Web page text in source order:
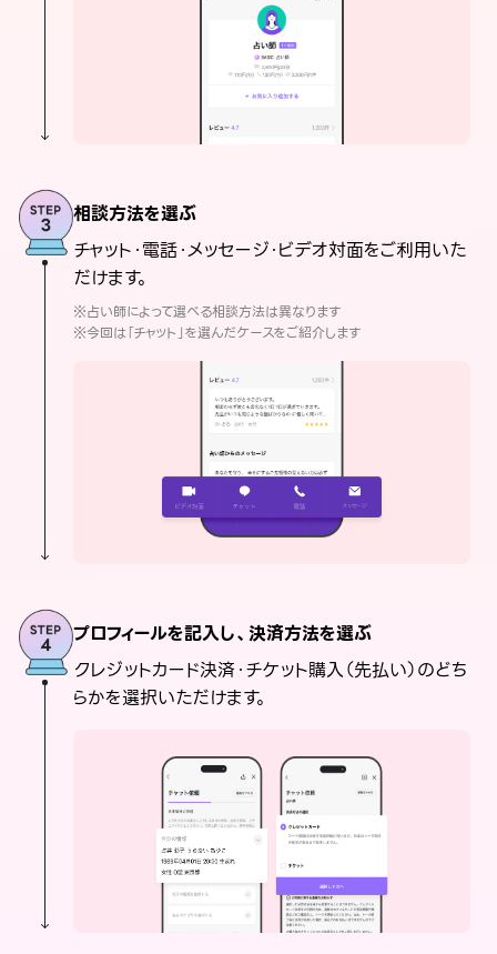
相談方法を選ぶ
チャット・電話・メッセージ・ビデオ対面をご利用いた
だけます。
※占い師によって選べる相談方法は異なります
※今回は「チャット」を選んだケースをご紹介します
プロフィールを記入し、決済方法を選ぶ
クレジットカード決済・チケット購入（先払い）のどち
らかを選択いただけます。